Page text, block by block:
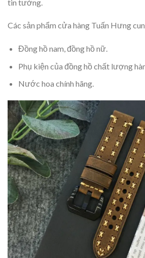
tin tưởng.
Các sản phẩm cửa hàng Tuấn Hưng
Đồng hồ nam, đồng hồ nữ.
Phụ kiện của đồng hồ chất lượng
Nước hoa chính hãng.